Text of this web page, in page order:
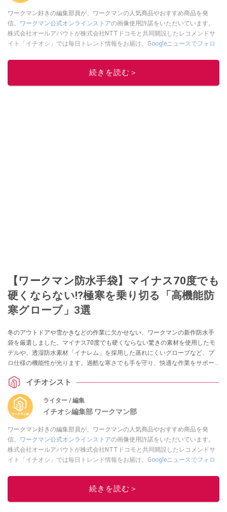
ワークマン好きの編集部員が、ワークマンの人気商品やおすすめ商品を発
信。 ワークマン公式オンラインストアの画像使用許諾をいただいています。
株式会社オールアバウトが株式会社NTTドコモと共同開設したレコメンドサ
イト「イチオシ」では毎日トレンド情報をお届け。 Googleニュースでフォロ
このイチオシストの他の記事を読む
続きを読む＞
【ワークマン防水手袋】マイナス70度でも
硬くならない!?極寒を乗り切る「高機能防
寒グローブ」3選
冬のアウトドアや雪かきなどの作業に欠かせない、ワークマンの新作防水手
袋を厳選しました。マイナス70度でも硬くならない驚きの素材を使用したモ
デルや、透湿防水素材「イナレム」を採用した蒸れにくいグローブなど、プ
ロ仕様の機能性が光ります。過酷な寒さでも手を守り、快適な作業をサポー
イチオシスト
ライター / 編集
イチオシ編集部 ワークマン部
ワークマン好きの編集部員が、ワークマンの人気商品やおすすめ商品を発
信。 ワークマン公式オンラインストアの画像使用許諾をいただいています。
株式会社オールアバウトが株式会社NTTドコモと共同開設したレコメンドサ
イト「イチオシ」では毎日トレンド情報をお届け。 Googleニュースでフォロ
このイチオシストの他の記事を読む
続きを読む＞